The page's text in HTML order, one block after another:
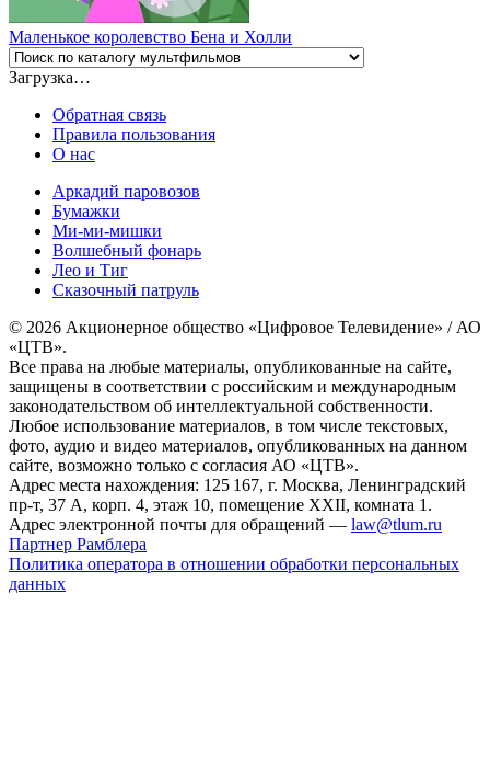
Маленькое королевство Бена и Холли
Загрузка…
Обратная связь
Правила пользования
О нас
Аркадий паровозов
Бумажки
Ми-ми-мишки
Волшебный фонарь
Лео и Тиг
Сказочный патруль
© 2026 Акционерное общество «Цифровое Телевидение» / АО
«ЦТВ».
Все права на любые материалы, опубликованные на сайте,
защищены в соответствии с российским и международным
законодательством об интеллектуальной собственности.
Любое использование материалов, в том числе текстовых,
фото, аудио и видео материалов, опубликованных на данном
сайте, возможно только с согласия АО «ЦТВ».
Адрес места нахождения: 125 167, г. Москва, Ленинградский
пр-т, 37 А, корп. 4, этаж 10, помещение XXII, комната 1.
Адрес электронной почты для обращений — law@tlum.ru
Партнер Рамблера
Политика оператора в отношении обработки персональных
данных